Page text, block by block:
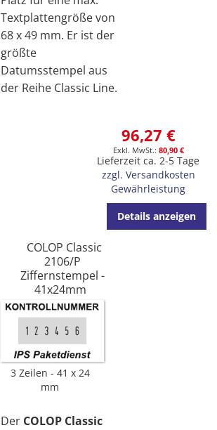
Textplattengröße von
68 x 49 mm. Er ist der
größte
Datumsstempel aus
der Reihe Classic Line.
96,27 €
80,90 €
Lieferzeit ca. 2-5 Tage
zzgl. Versandkosten
Gewährleistung
Details anzeigen
COLOP Classic
2106/P
Ziffernstempel -
41x24mm
3 Zeilen
41 x 24
mm
Der COLOP Classic